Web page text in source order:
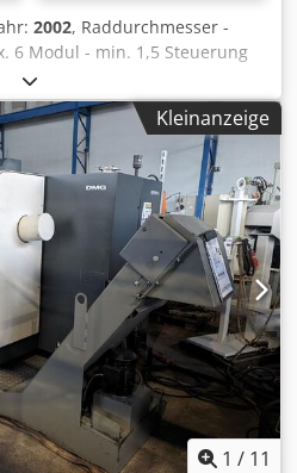
2002, Raddurchmesser -
6 Modul - min. 1,5 Steuerung
5,5 mm Spiralwinkel min. 0 /
120 Zähnezahl - min. 5
1:10 Übersetzungsverhältnis
max. 110 U/min
- 110 U/min
kW Maschinengewicht ca. 16,7
ca. 5,20 x 2,30 x 2,40
U-Achse / Q-Spindel
Elktrostatischer
Werkzeuge Keine
Kleinanzeige
1 / 11